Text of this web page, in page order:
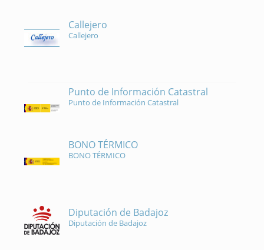
Callejero
Callejero
Punto de Información Catastral
Punto de Información Catastral
BONO TÉRMICO
BONO TÉRMICO
Diputación de Badajoz
Diputación de Badajoz